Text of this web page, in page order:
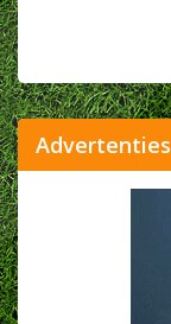
Advertenties